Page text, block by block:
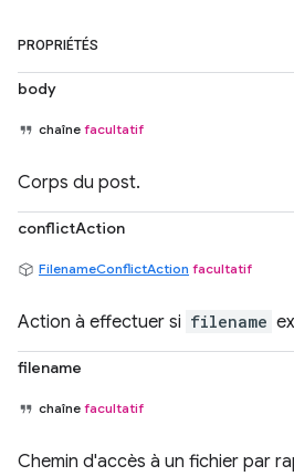
PROPRIÉTÉS
body
chaîne facultatif
Corps du post.
conflictAction
FilenameConflictAction facultatif
Action à effectuer si filename
filename
chaîne facultatif
Chemin d'accès à un fichier par